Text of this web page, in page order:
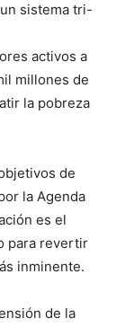
sistema tri-
activos a
millones de
la pobreza
de
la Agenda
es el
para revertir
inminente.
de la